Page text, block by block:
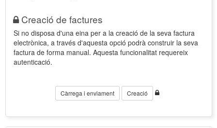
Creació de factures
Si no disposa d'una eina per a la creació de la seva factura
electrònica, a través d'aquesta opció podrà construir la seva
factura de forma manual. Aquesta funcionalitat requereix
autenticació.
Càrrega i enviament Creació